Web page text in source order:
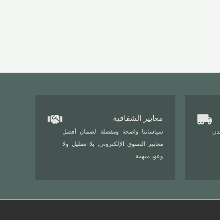
معايير الشفافية
سياساتنا واضحة ومفصلة لضمان أفضل
معايير التسوق الإلكتروني, بلا تضليل ولا
وعود مبهمة.